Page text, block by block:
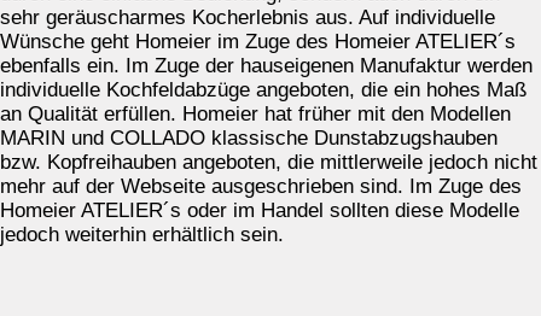
sehr geräuscharmes Kocherlebnis aus. Auf individuelle
Wünsche geht Homeier im Zuge des Homeier ATELIER´s
ebenfalls ein. Im Zuge der hauseigenen Manufaktur werden
individuelle Kochfeldabzüge angeboten, die ein hohes Maß
an Qualität erfüllen. Homeier hat früher mit den Modellen
MARIN und COLLADO klassische Dunstabzugshauben
bzw. Kopfreihauben angeboten, die mittlerweile jedoch nicht
mehr auf der Webseite ausgeschrieben sind. Im Zuge des
Homeier ATELIER´s oder im Handel sollten diese Modelle
jedoch weiterhin erhältlich sein.